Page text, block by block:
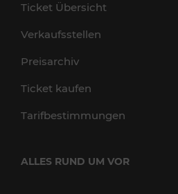
Ticket Übersicht
Verkaufsstellen
Preisarchiv
Ticket kaufen
Tarifbestimmungen
ALLES RUND UM VOR